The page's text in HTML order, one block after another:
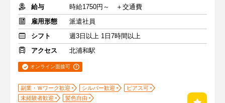
給与
時給1750円～ ＋交通費
雇用形態
派遣社員
シフト
週3日以上 1日7時間以上
アクセス
北浦和駅
オンライン面接可
副業・Ｗワーク歓迎 シルバー歓迎
ピアス可
未経験者歓迎
髪色自由